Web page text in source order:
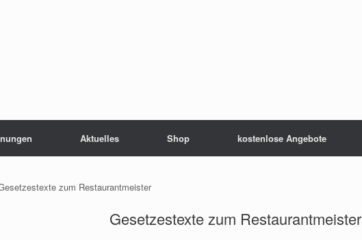
Aktuelles Shop kostenlose Angebote
zum Restaurantmeister
Gesetzestexte zum Restaurantmeister